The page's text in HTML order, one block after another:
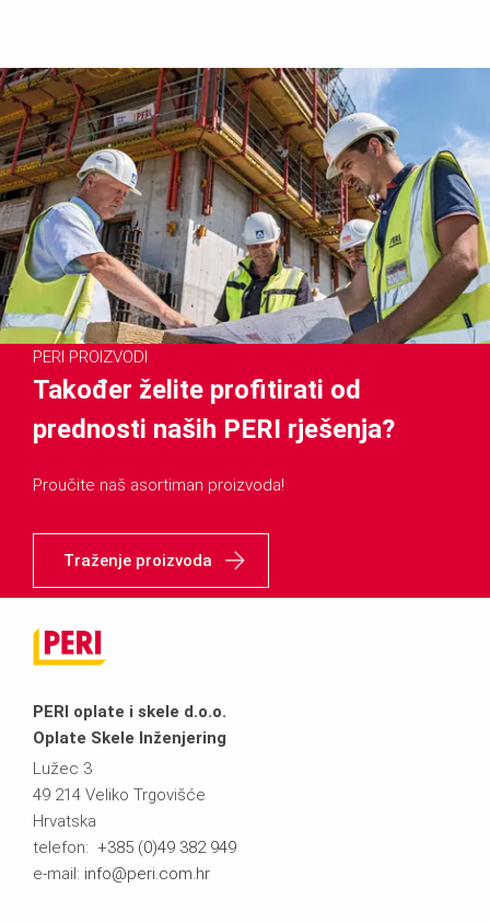
PERI PROIZVODI
Također želite profitirati od
prednosti naših PERI rješenja?
Proučite naš asortiman proizvoda!
Traženje proizvoda
PERI oplate i skele d.o.o.
Oplate Skele Inženjering
Lužec 3
49 214 Veliko Trgovišće
Hrvatska
telefon: +385 (0)49 382 949
e-mail: info@peri.com.hr